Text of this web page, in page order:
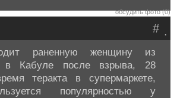
обсудить фото (0)
.
#
раненную женщину из
в Кабуле после взрыва, 28
теракта в супермаркете,
популярностью у